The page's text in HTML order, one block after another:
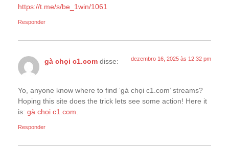
https://t.me/s/be_1win/1061
Responder
gà chọi c1.com disse: dezembro 16, 2025 às 12:32 pm
Yo, anyone know where to find ‘gà chọi c1.com’ streams?
Hoping this site does the trick lets see some action! Here it
is: gà chọi c1.com
Responder